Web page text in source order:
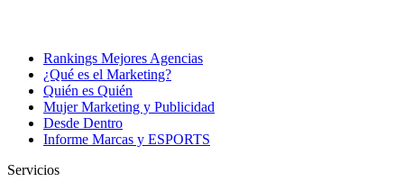
Rankings Mejores Agencias
¿Qué es el Marketing?
Quién es Quién
Mujer Marketing y Publicidad
Desde Dentro
Informe Marcas y ESPORTS
Servicios